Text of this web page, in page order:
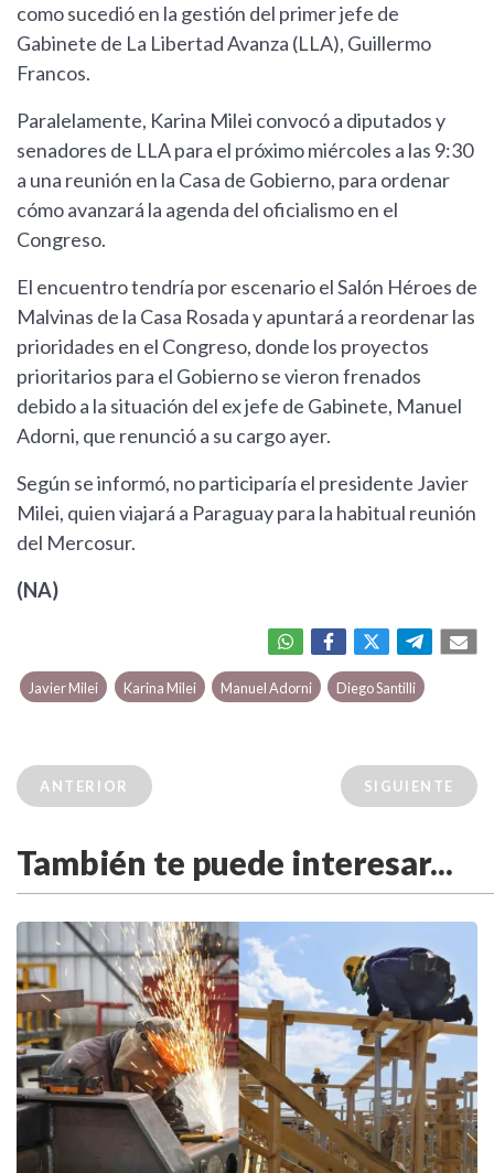
como sucedió en la gestión del primer jefe de
Gabinete de La Libertad Avanza (LLA), Guillermo
Francos.
Paralelamente, Karina Milei convocó a diputados y
senadores de LLA para el próximo miércoles a las 9:30
a una reunión en la Casa de Gobierno, para ordenar
cómo avanzará la agenda del oficialismo en el
Congreso.
El encuentro tendría por escenario el Salón Héroes de
Malvinas de la Casa Rosada y apuntará a reordenar las
prioridades en el Congreso, donde los proyectos
prioritarios para el Gobierno se vieron frenados
debido a la situación del ex jefe de Gabinete, Manuel
Adorni, que renunció a su cargo ayer.
Según se informó, no participaría el presidente Javier
Milei, quien viajará a Paraguay para la habitual reunión
del Mercosur.
(NA)
Javier Milei Karina Milei Manuel Adorni Diego Santilli
ANTERIOR SIGUIENTE
También te puede interesar...